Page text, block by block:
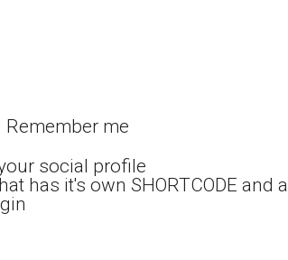
Remember me
social profile
has it's own SHORTCODE